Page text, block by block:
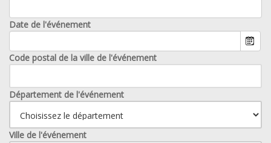
Date de l'événement
Code postal de la ville de l'événement
Département de l'événement
Ville de l'événement